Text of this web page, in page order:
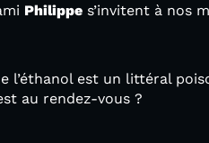
Philippe s’invitent à nos
l’éthanol est un littéral
au rendez-vous ?